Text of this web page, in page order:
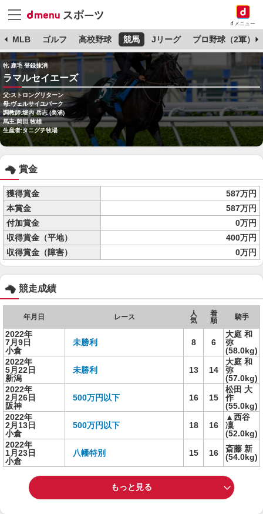
dメニュー
MLB ゴルフ 高校野球 競馬 Jリーグ プロ野球（2軍）
牝 鹿毛 登録抹消
ラマルセイエーズ
父:ストロングリターン
母:ヴェルサイユパーク
調教師:堀内 岳志 (美浦)
馬主:岡田 牧雄
生産者:タニグチ牧場
賞金
獲得賞金
587万円
本賞金
587万円
付加賞金
0万円
収得賞金（平地）
400万円
収得賞金（障害）
0万円
競走成績
年月日 レース
人
気
着
順
騎手
2022年
7月9日
小倉
未勝利 8 6
大庭 和
弥
(58.0kg)
2022年
5月22日
新潟
未勝利 13 14
大庭 和
弥
(57.0kg)
2022年
2月26日
阪神
500万円以下 16 15
松田 大
作
(55.0kg)
2022年
2月13日
小倉
500万円以下 18 16
▲西谷
凜
(52.0kg)
2022年
1月23日
小倉
八幡特別 15 16
斎藤 新
(54.0kg)
もっと見る